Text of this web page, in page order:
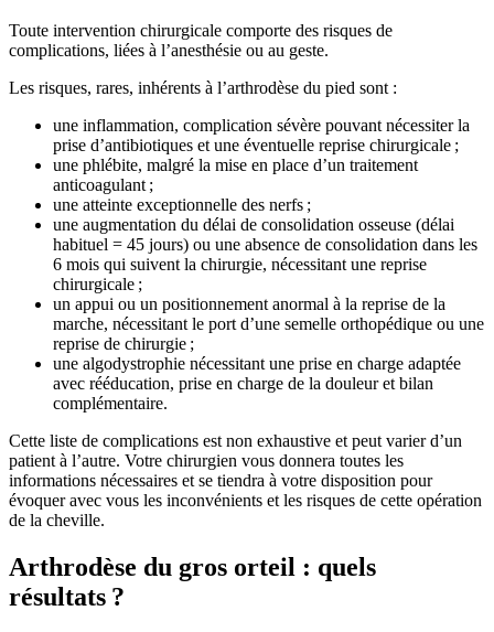
Toute intervention chirurgicale comporte des risques de
complications, liées à l’anesthésie ou au geste.
Les risques, rares, inhérents à l’arthrodèse du pied sont :
une inflammation, complication sévère pouvant nécessiter la
prise d’antibiotiques et une éventuelle reprise chirurgicale ;
une phlébite, malgré la mise en place d’un traitement
anticoagulant ;
une atteinte exceptionnelle des nerfs ;
une augmentation du délai de consolidation osseuse (délai
habituel = 45 jours) ou une absence de consolidation dans les
6 mois qui suivent la chirurgie, nécessitant une reprise
chirurgicale ;
un appui ou un positionnement anormal à la reprise de la
marche, nécessitant le port d’une semelle orthopédique ou une
reprise de chirurgie ;
une algodystrophie nécessitant une prise en charge adaptée
avec rééducation, prise en charge de la douleur et bilan
complémentaire.
Cette liste de complications est non exhaustive et peut varier d’un
patient à l’autre. Votre chirurgien vous donnera toutes les
informations nécessaires et se tiendra à votre disposition pour
évoquer avec vous les inconvénients et les risques de cette opération
de la cheville.
Arthrodèse du gros orteil : quels
résultats ?